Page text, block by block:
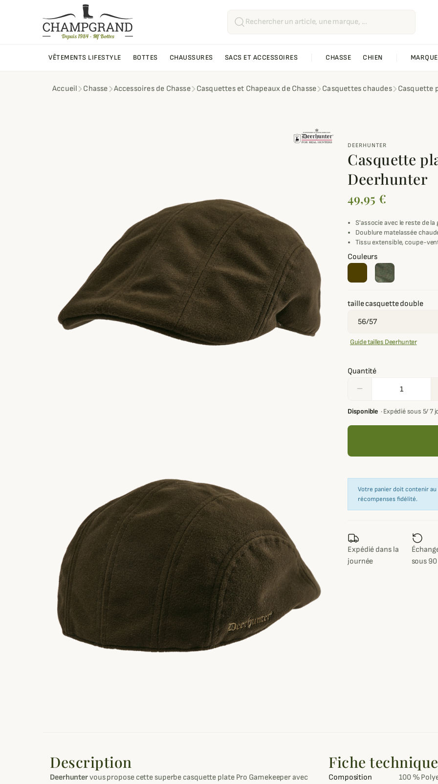
VÊTEMENTS LIFESTYLE BOTTES CHAUSSURES SACS ET ACCESSOIRES CHASSE CHIEN
Accueil Chasse Accessoires de Chasse Casquettes et Chapeaux de Chasse Casquettes chaudes Casquette
DEERHUNTER
Casquette
Deerhunter
49,95 €
S'associe avec le reste de
Doublure matelassée
Tissu extensible, coupe-
Couleurs
taille casquette double
Guide tailles Deerhunter
Quantité
remove
Disponible ·Expédié sous 5/ 7
Votre panier doit contenir
récompenses fidélité.
Expédié dans la
journée
sous
Description
Deerhuntervous propose cette superbe casquette plate Pro Gamekeeper avec
Fiche technique
Composition 100 %